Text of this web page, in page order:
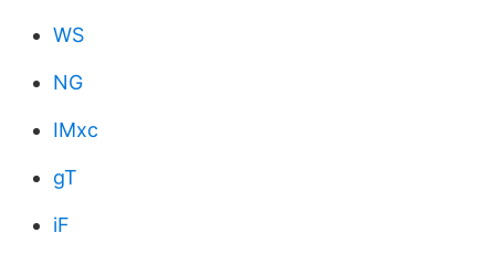
WS
NG
IMxc
gT
iF